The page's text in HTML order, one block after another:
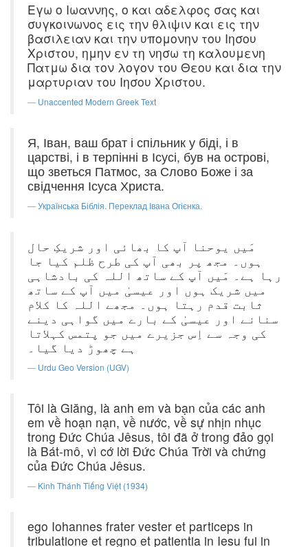
Εγω ο Ιωαννης, ο και αδελφος σας και
συγκοινωνος εις την θλιψιν και εις την
βασιλειαν και την υπομονην του Ιησου
Χριστου, ημην εν τη νησω τη καλουμενη
Πατμω δια τον λογον του Θεου και δια την
μαρτυριαν του Ιησου Χριστου.
Unaccented Modern Greek Text
Я, Іван, ваш брат і спільник у біді, і в
царстві, і в терпінні в Ісусі, був на острові,
що зветься Патмос, за Слово Боже і за
свідчення Ісуса Христа.
Українська Біблія. Переклад Івана Огієнка.
مَیں یوحنا آپ کا بھائی اور شریکِ حال
ہوں۔ مجھ پر بھی آپ کی طرح ظلم کیا جا
رہا ہے۔ مَیں آپ کے ساتھ اللہ کی بادشاہی
میں شریک ہوں اور عیسیٰ میں آپ کے ساتھ
ثابت قدم رہتا ہوں۔ مجھے اللہ کا کلام
سنانے اور عیسیٰ کے بارے میں گواہی دینے
کی وجہ سے اِس جزیرے میں جو پتمس کہلاتا
ہے چھوڑ دیا گیا۔
Urdu Geo Version (UGV)
Tôi là Giăng, là anh em và bạn của các anh
em về hoạn nạn, về nước, về sự nhịn nhục
trong Ðức Chúa Jêsus, tôi đã ở trong đảo gọi
là Bát-mô, vì cớ lời Ðức Chúa Trời và chứng
của Ðức Chúa Jêsus.
Kinh Thánh Tiếng Việt (1934)
ego Iohannes frater vester et particeps in
tribulatione et regno et patientia in Iesu fui in